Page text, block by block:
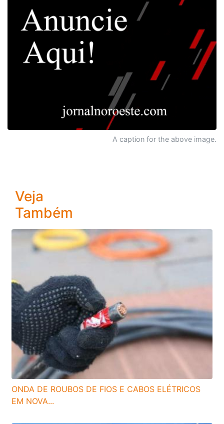
A caption for the above image.
Veja
Também
ONDA DE ROUBOS DE FIOS E CABOS ELÉTRICOS
EM NOVA...